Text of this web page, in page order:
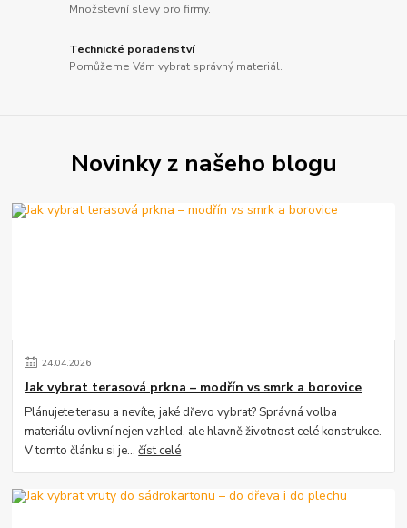
Množstevní slevy pro firmy.
Technické poradenství
Pomůžeme Vám vybrat správný materiál.
Novinky z našeho blogu
24.04.2026
Jak vybrat terasová prkna – modřín vs smrk a borovice
Plánujete terasu a nevíte, jaké dřevo vybrat? Správná volba
materiálu ovlivní nejen vzhled, ale hlavně životnost celé konstrukce.
V tomto článku si je...číst celé